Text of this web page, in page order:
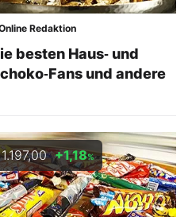
Redaktion
besten Haus‑ und
und andere
1.197,00 +1,18%